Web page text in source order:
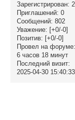
Зарегистрирован:
Приглашений: 0
Сообщений: 802
Уважение: [+0/-0]
Позитив: [+0/-0]
Провел на форуме:
6 часов 18 минут
Последний визит:
2025-04-30 15:40:33